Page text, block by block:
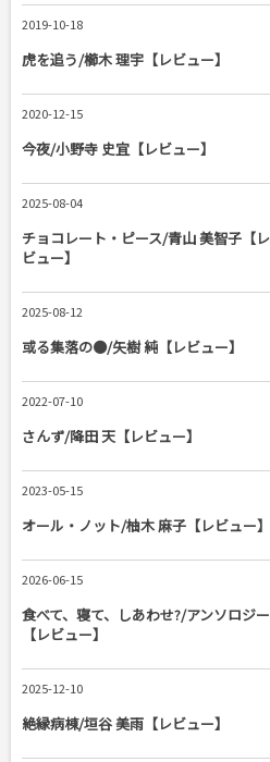
2019-10-18
虎を追う/櫛木 理宇【レビュー】
2020-12-15
今夜/小野寺 史宜【レビュー】
2025-08-04
チョコレート・ピース/青山 美智子【レ
ビュー】
2025-08-12
或る集落の●/矢樹 純【レビュー】
2022-07-10
さんず/降田 天【レビュー】
2023-05-15
オール・ノット/柚木 麻子【レビュー】
2026-06-15
食べて、寝て、しあわせ?/アンソロジー
【レビュー】
2025-12-10
絶縁病棟/垣谷 美雨【レビュー】